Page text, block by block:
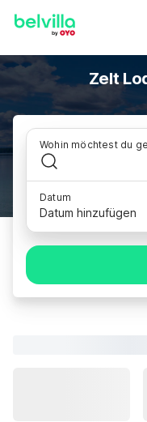
Zelt
Wohin möchtest du
Datum
Datum hinzufügen